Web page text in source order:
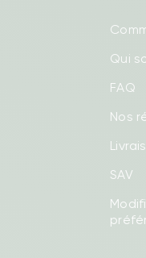
Qui
FAQ
Nos
SAV